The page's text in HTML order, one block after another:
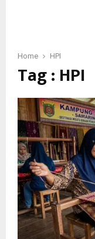
Home HPI
Tag : HPI